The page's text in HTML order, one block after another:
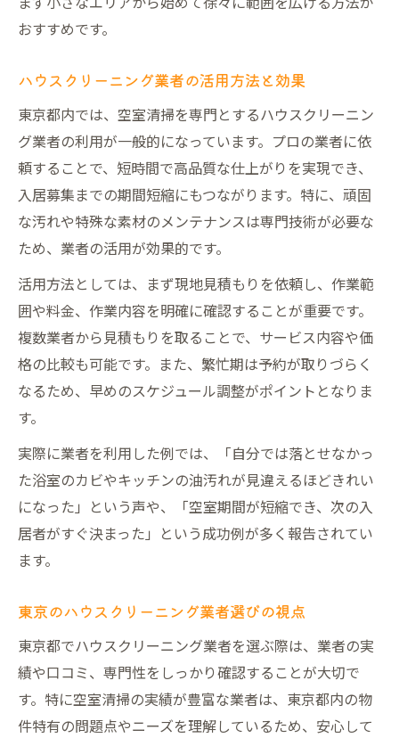
おすすめです。
ハウスクリーニング業者の活用方法と効果
東京都内では、空室清掃を専門とするハウスクリーニン
グ業者の利用が一般的になっています。プロの業者に依
頼することで、短時間で高品質な仕上がりを実現でき、
入居募集までの期間短縮にもつながります。特に、頑固
な汚れや特殊な素材のメンテナンスは専門技術が必要な
ため、業者の活用が効果的です。
活用方法としては、まず現地見積もりを依頼し、作業範
囲や料金、作業内容を明確に確認することが重要です。
複数業者から見積もりを取ることで、サービス内容や価
格の比較も可能です。また、繁忙期は予約が取りづらく
なるため、早めのスケジュール調整がポイントとなりま
す。
実際に業者を利用した例では、「自分では落とせなかっ
た浴室のカビやキッチンの油汚れが見違えるほどきれい
になった」という声や、「空室期間が短縮でき、次の入
居者がすぐ決まった」という成功例が多く報告されてい
ます。
東京のハウスクリーニング業者選びの視点
東京都でハウスクリーニング業者を選ぶ際は、業者の実
績や口コミ、専門性をしっかり確認することが大切で
す。特に空室清掃の実績が豊富な業者は、東京都内の物
件特有の問題点やニーズを理解しているため、安心して